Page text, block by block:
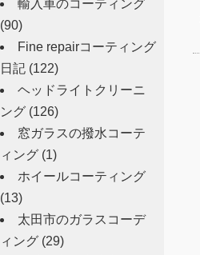
輸入車のコーティング
(90)
Fine repairコーティング
日記 (122)
ヘッドライトクリーニ
ング (126)
窓ガラスの撥水コーテ
ィング (1)
ホイールコーティング
(13)
太田市のガラスコーデ
ィング (29)